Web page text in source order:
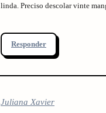
linda. Preciso descolar vinte
Responder
Juliana Xavier